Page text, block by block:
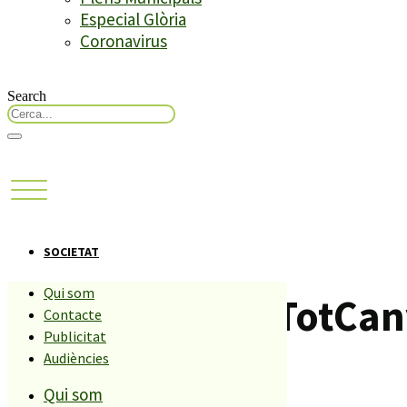
Especial Glòria
Coronavirus
Search
Qui som
Contacte
Publicitat
Audiències
Qui som
SOCIETAT
Demà torna la